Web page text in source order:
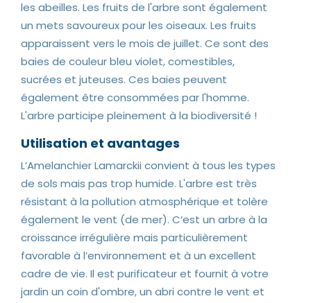
les abeilles. Les fruits de l'arbre sont également
un mets savoureux pour les oiseaux. Les fruits
apparaissent vers le mois de juillet. Ce sont des
baies de couleur bleu violet, comestibles,
sucrées et juteuses. Ces baies peuvent
également être consommées par l'homme.
L'arbre participe pleinement à la biodiversité !
Utilisation et avantages
L’Amelanchier Lamarckii convient à tous les types
de sols mais pas trop humide. L'arbre est très
résistant à la pollution atmosphérique et tolère
également le vent (de mer). C’est un arbre à la
croissance irrégulière mais particulièrement
favorable à l’environnement et à un excellent
cadre de vie. Il est purificateur et fournit à votre
jardin un coin d'ombre, un abri contre le vent et